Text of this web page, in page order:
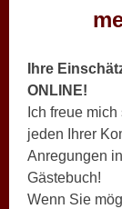
Ihre
ONLINE!
Ich freue
jeden Ihrer
Anregungen
Gästebuch!
Wenn Sie